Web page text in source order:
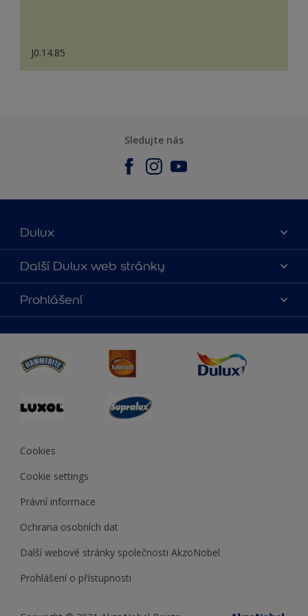
J0.14.85
Sledujte nás
Dulux
O nás
Kontaktujte nás
Najít obchod
Další Dulux web stránky
duluxmalir.cz
duluxmaliar.sk
duluxprodejnabarev.cz
duluxpredajnafarieb.sk
Prohlášení
Cookies
Cookie settings
Právní informace
Ochrana osobních dat
Další webové stránky společnosti AkzoNobel
Prohlášení o přístupnosti